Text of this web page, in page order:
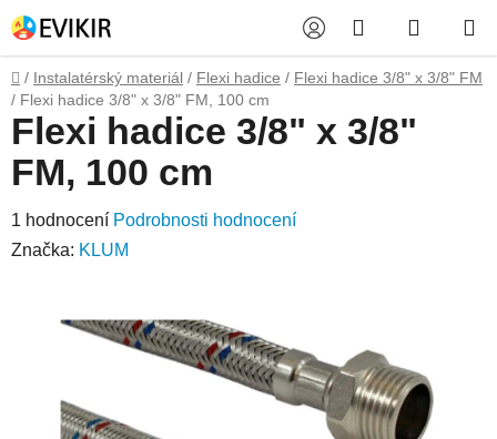
na
obsah
Hledat
KOŠÍK
Domů
/ Instalatérský materiál / Flexi hadice / Flexi hadice 3/8" x 3/8" FM
/ Flexi hadice 3/8" x 3/8" FM, 100 cm
Flexi hadice 3/8" x 3/8"
FM, 100 cm
Průměrné
hodnocení
hvězdiček.
1 hodnocení Podrobnosti hodnocení
Značka: KLUM